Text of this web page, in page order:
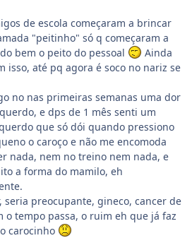
de escola começaram a brincar
"peitinho" só q começaram a
bem o peito do pessoal
Ainda
isso, até pq agora é soco no nariz se
no nas primeiras semanas uma dor
e dps de 1 mês senti um
que só dói quando pressiono
o caroço e não me encomoda
nada, nem no treino nem nada, e
a forma do mamilo, eh
seria preocupante, gineco, cancer de
o tempo passa, o ruim eh que já faz
carocinho